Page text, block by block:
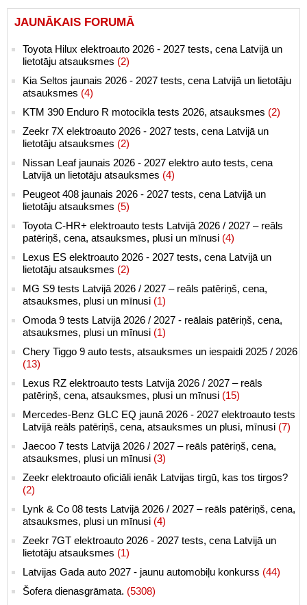
JAUNĀKAIS FORUMĀ
Toyota Hilux elektroauto 2026 - 2027 tests, cena Latvijā un
lietotāju atsauksmes (2)
Kia Seltos jaunais 2026 - 2027 tests, cena Latvijā un lietotāju
atsauksmes (4)
KTM 390 Enduro R motocikla tests 2026, atsauksmes (2)
Zeekr 7X elektroauto 2026 - 2027 tests, cena Latvijā un
lietotāju atsauksmes (2)
Nissan Leaf jaunais 2026 - 2027 elektro auto tests, cena
Latvijā un lietotāju atsauksmes (4)
Peugeot 408 jaunais 2026 - 2027 tests, cena Latvijā un
lietotāju atsauksmes (5)
Toyota C-HR+ elektroauto tests Latvijā 2026 / 2027 – reāls
patēriņš, cena, atsauksmes, plusi un mīnusi (4)
Lexus ES elektroauto 2026 - 2027 tests, cena Latvijā un
lietotāju atsauksmes (2)
MG S9 tests Latvijā 2026 / 2027 – reāls patēriņš, cena,
atsauksmes, plusi un mīnusi (1)
Omoda 9 tests Latvijā 2026 / 2027 - reālais patēriņš, cena,
atsauksmes, plusi un mīnusi (1)
Chery Tiggo 9 auto tests, atsauksmes un iespaidi 2025 / 2026
(13)
Lexus RZ elektroauto tests Latvijā 2026 / 2027 – reāls
patēriņš, cena, atsauksmes, plusi un mīnusi (15)
Mercedes-Benz GLC EQ jaunā 2026 - 2027 elektroauto tests
Latvijā reāls patēriņš, cena, atsauksmes un plusi, mīnusi (7)
Jaecoo 7 tests Latvijā 2026 / 2027 – reāls patēriņš, cena,
atsauksmes, plusi un mīnusi (3)
Zeekr elektroauto oficiāli ienāk Latvijas tirgū, kas tos tirgos?
(2)
Lynk & Co 08 tests Latvijā 2026 / 2027 – reāls patēriņš, cena,
atsauksmes, plusi un mīnusi (4)
Zeekr 7GT elektroauto 2026 - 2027 tests, cena Latvijā un
lietotāju atsauksmes (1)
Latvijas Gada auto 2027 - jaunu automobiļu konkurss (44)
Šofera dienasgrāmata. (5308)